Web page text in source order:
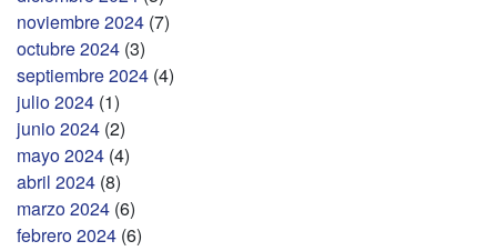
noviembre 2024 (7)
octubre 2024 (3)
septiembre 2024 (4)
julio 2024 (1)
junio 2024 (2)
mayo 2024 (4)
abril 2024 (8)
marzo 2024 (6)
febrero 2024 (6)